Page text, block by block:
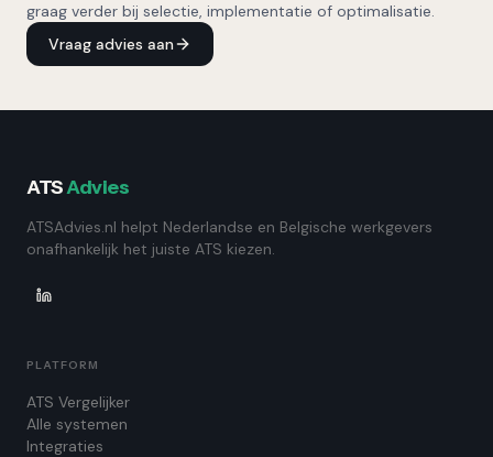
graag verder bij selectie, implementatie of optimalisatie.
Vraag advies aan
ATSAdvies
ATSAdvies.nl helpt Nederlandse en Belgische werkgevers
onafhankelijk het juiste ATS kiezen.
PLATFORM
ATS Vergelijker
Alle systemen
Integraties